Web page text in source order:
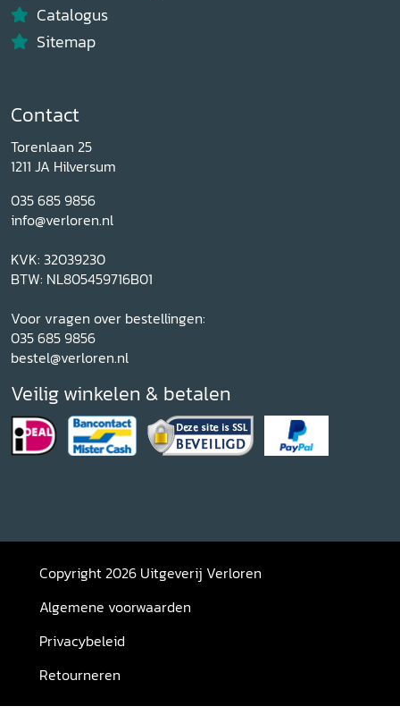
Catalogus
Sitemap
Contact
Torenlaan 25
1211 JA Hilversum
035 685 9856
info@verloren.nl
KVK: 32039230
BTW: NL805459716B01
Voor vragen over bestellingen:
035 685 9856
bestel@verloren.nl
Veilig winkelen & betalen
Copyright 2026 Uitgeverij Verloren
Algemene voorwaarden
Privacybeleid
Retourneren